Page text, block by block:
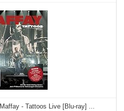
- Tattoos Live [Blu-ray] ...